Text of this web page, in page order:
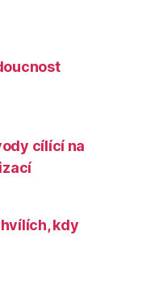
cílící na
kdy